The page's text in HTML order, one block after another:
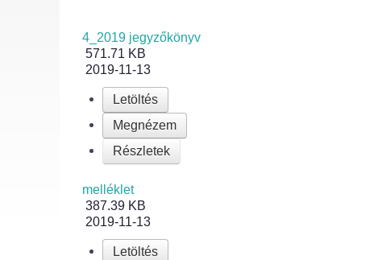
4_2019 jegyzőkönyv
571.71 KB
2019-11-13
Letöltés
Megnézem
Részletek
melléklet
387.39 KB
2019-11-13
Letöltés